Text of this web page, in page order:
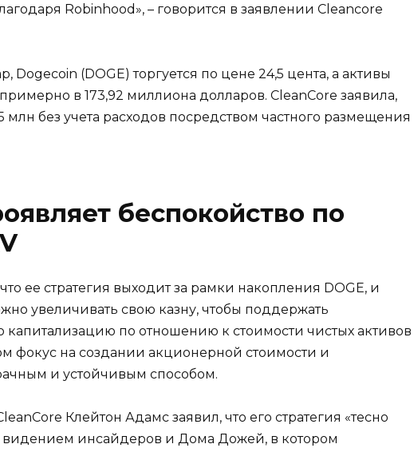
Robinhood», – говорится в заявлении Cleancore
Dogecoin (DOGE) торгуется по цене 24,5 цента, а активы
в 173,92 миллиона долларов. CleanCore заявила,
млн без учета расходов посредством частного размещения
беспокойство по
ее стратегия выходит за рамки накопления DOGE, и
увеличивать свою казну, чтобы поддержать
по отношению к стоимости чистых активов
фокус на создании акционерной стоимости и
и устойчивым способом.
Клейтон Адамс заявил, что его стратегия «тесно
видением инсайдеров и Дома Дожей, в котором